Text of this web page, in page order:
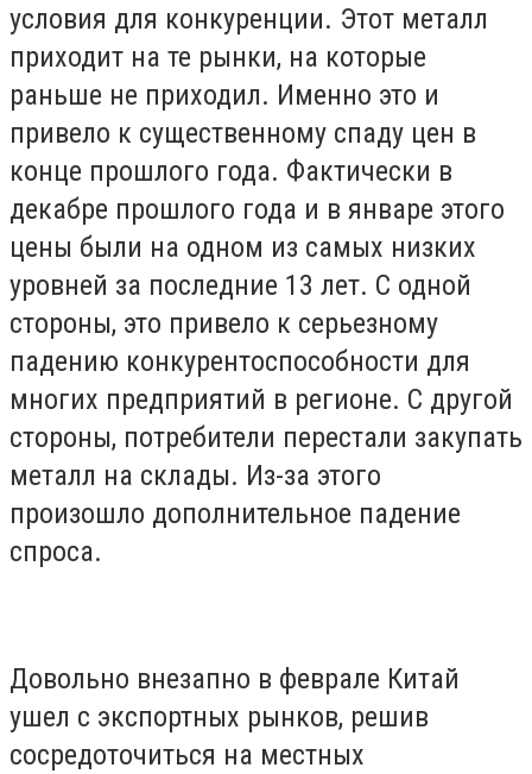
условия для конкуренции. Этот металл
приходит на те рынки, на которые
раньше не приходил. Именно это и
привело к существенному спаду цен в
конце прошлого года. Фактически в
декабре прошлого года и в январе этого
цены были на одном из самых низких
уровней за последние 13 лет. С одной
стороны, это привело к серьезному
падению конкурентоспособности для
многих предприятий в регионе. С другой
стороны, потребители перестали закупать
металл на склады. Из-за этого
произошло дополнительное падение
спроса.
Довольно внезапно в феврале Китай
ушел с экспортных рынков, решив
сосредоточиться на местных